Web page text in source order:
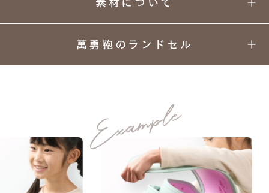
散りばめられた軽やかで華やかなデザイン。
MATERIAL
人工皮革157シボ
「157シボ」というマットな質感のシボ加工を
萬勇鞄のランドセル
理由
安心
安全
05
上質な
素材
06
ランドセル
リメイク
08
あんしん
保証